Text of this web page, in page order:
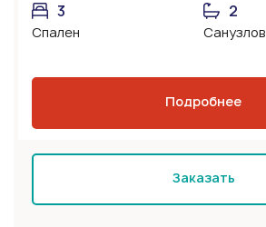
3
Спален
2
Санузлов
Подробнее
Заказать